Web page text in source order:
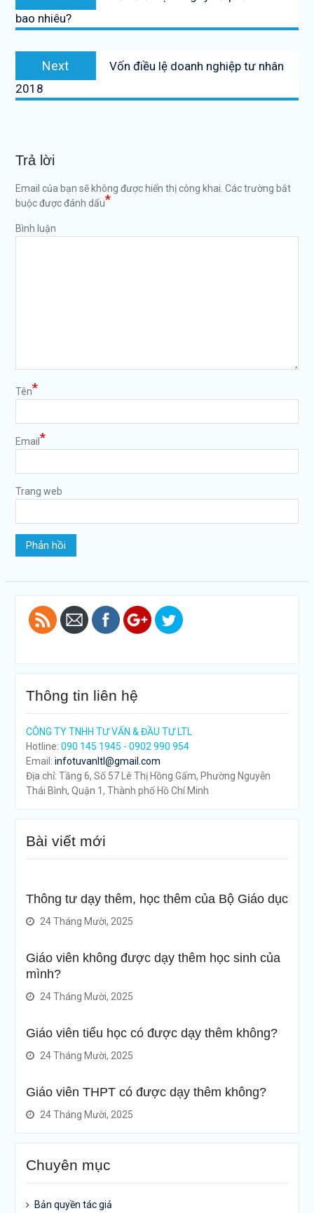
bài
viết
post:
bao nhiêu?
Next
Next
post:
Vốn điều lệ doanh nghiệp tư nhân
2018
Trả lời
Email của bạn sẽ không được hiển thị công khai. Các trường bắt
buộc được đánh dấu*
Bình luận
Tên*
Email *
Trang web
trach-
vien">
Thông tin liên hệ
CÔNG TY TNHH TƯ VẤN & ĐẦU TƯ LTL
Hotline: 090 145 1945 - 0902 990 954
Email: infotuvanltl@gmail.com
Địa chỉ: Tầng 6, Số 57 Lê Thị Hồng Gấm, Phường Nguyễn
Thái Bình, Quận 1, Thành phố Hồ Chí Minh
Bài viết mới
Thông tư dạy thêm, học thêm của Bộ Giáo dục
24 Tháng Mười, 2025
Giáo viên không được dạy thêm học sinh của
mình?
24 Tháng Mười, 2025
Giáo viên tiểu học có được dạy thêm không?
24 Tháng Mười, 2025
Giáo viên THPT có được dạy thêm không?
24 Tháng Mười, 2025
Chuyên mục
Bản quyền tác giả